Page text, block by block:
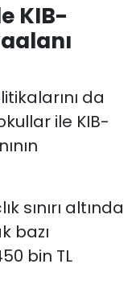
KIB-
da
ile KIB-
sınırı altında
bazı
bin TL